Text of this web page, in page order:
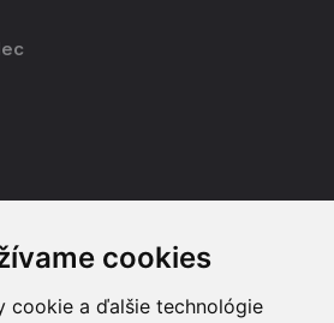
cookies
cookie a ďalšie technológie